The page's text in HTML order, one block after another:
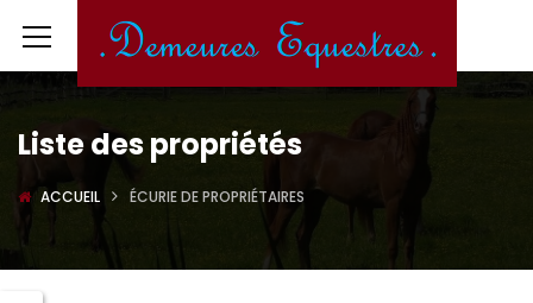
Liste des propriétés
ACCUEIL ÉCURIE DE PROPRIÉTAIRES